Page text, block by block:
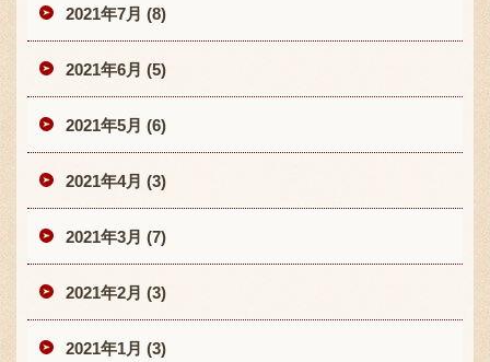
2021年7月 (8)
2021年6月 (5)
2021年5月 (6)
2021年4月 (3)
2021年3月 (7)
2021年2月 (3)
2021年1月 (3)